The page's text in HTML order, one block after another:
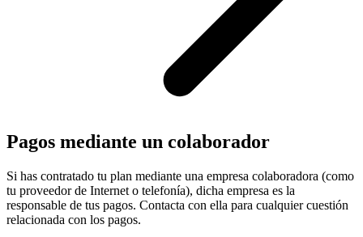
Pagos mediante un colaborador
Si has contratado tu plan mediante una empresa colaboradora (como
tu proveedor de Internet o telefonía), dicha empresa es la
responsable de tus pagos. Contacta con ella para cualquier cuestión
relacionada con los pagos.